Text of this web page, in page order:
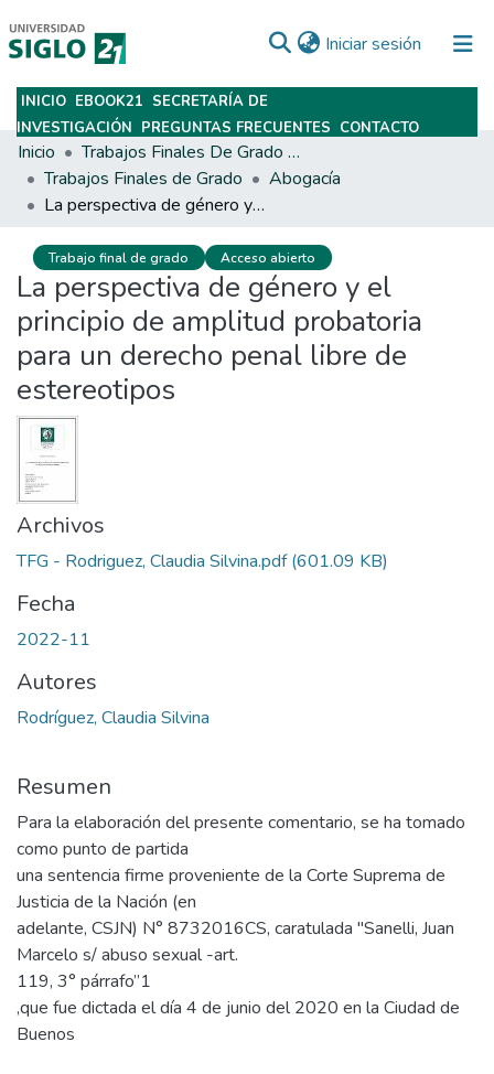
Iniciar sesión (current)
Subir
INICIO EBOOK21 SECRETARÍA DE
INVESTIGACIÓN PREGUNTAS FRECUENTES CONTACTO
Inicio
Trabajos Finales De Grado Y Posgrado
Trabajos Finales de Grado
Abogacía
La perspectiva de género y el principio de amplitud probatoria para un derecho penal libre de estereotipos
Trabajo final de grado Acceso abierto
La perspectiva de género y el
principio de amplitud probatoria
para un derecho penal libre de
estereotipos
Archivos
TFG - Rodriguez, Claudia Silvina.pdf(601.09 KB)
Fecha
2022-11
Autores
Rodríguez, Claudia Silvina
Resumen
Para la elaboración del presente comentario, se ha tomado
como punto de partida
una sentencia firme proveniente de la Corte Suprema de
Justicia de la Nación (en
adelante, CSJN) N° 8732016CS, caratulada "Sanelli, Juan
Marcelo s/ abuso sexual -art.
119, 3° párrafo”1
,que fue dictada el día 4 de junio del 2020 en la Ciudad de
Buenos